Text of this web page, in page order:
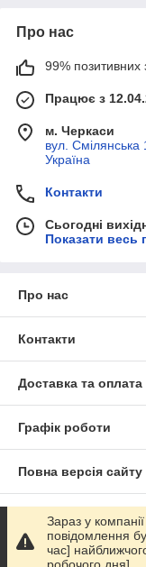
Про нас
99% позитивних
Працює з
м. Черкаси
вул. Смілянська
Україна
Контакти
Сьогодні
Показати весь
Про нас
Контакти
Доставка та оплата
Графік роботи
Повна версія сайту
Сайт створено на
Політика
Зараз у
повідомлення
час]